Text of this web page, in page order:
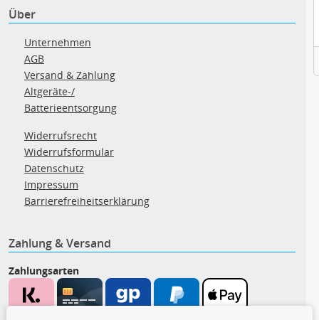
Über
Unternehmen
AGB
Versand & Zahlung
Altgeräte-/
Batterieentsorgung
Widerrufsrecht
Widerrufsformular
Datenschutz
Impressum
Barrierefreiheitserklärung
Zahlung & Versand
Zahlungsarten